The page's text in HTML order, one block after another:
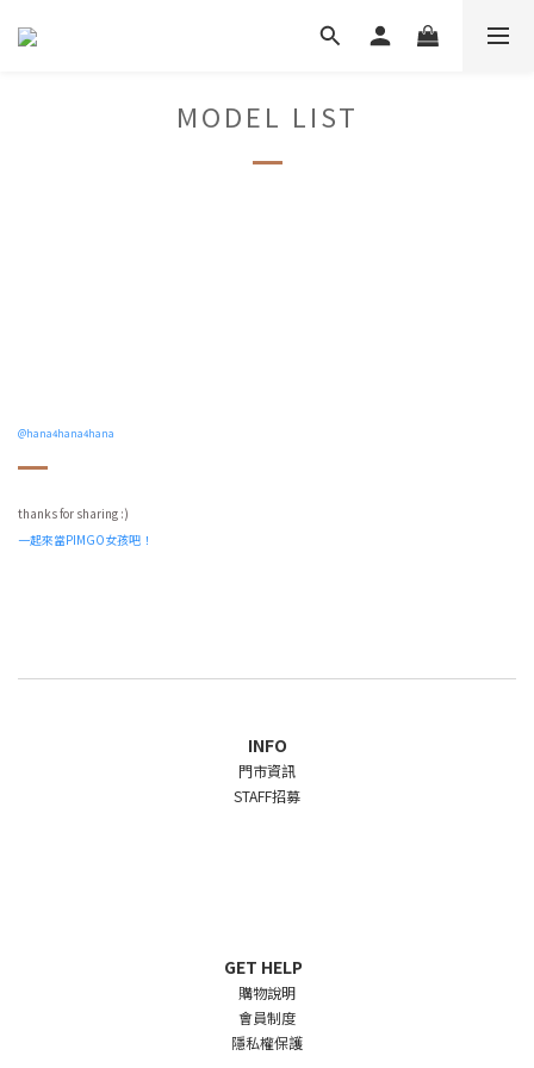
MODEL LIST
@hana4hana4hana
thanks for sharing :)
一起來當PIMGO女孩吧！
INFO
門市資訊
STAFF招募
GET HELP
購物說明
會員制度
隱私權保護